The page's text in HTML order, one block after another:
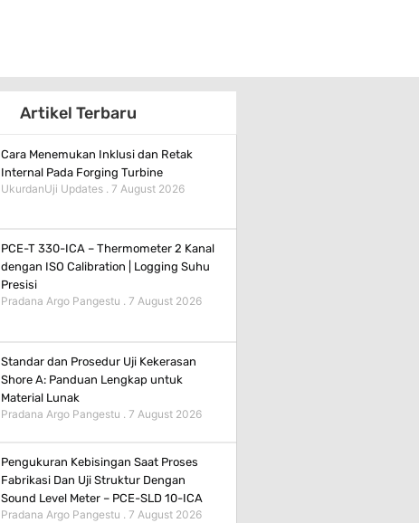
Artikel Terbaru
Cara Menemukan Inklusi dan Retak
Internal Pada Forging Turbine
UkurdanUji Updates 7 August 2026
PCE-T 330-ICA – Thermometer 2 Kanal
dengan ISO Calibration | Logging Suhu
Presisi
Pradana Argo Pangestu
7 August 2026
Standar dan Prosedur Uji Kekerasan
Shore A: Panduan Lengkap untuk
Material Lunak
Pradana Argo Pangestu
7 August 2026
Pengukuran Kebisingan Saat Proses
Fabrikasi Dan Uji Struktur Dengan
Sound Level Meter – PCE-SLD 10-ICA
Pradana Argo Pangestu
7 August 2026